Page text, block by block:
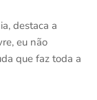
destaca a
eu não
que faz toda a